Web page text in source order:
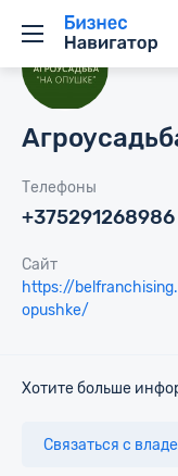
Телефоны
+375291268986
Сайт
https://
opushke/
Хотите больше
Связаться с